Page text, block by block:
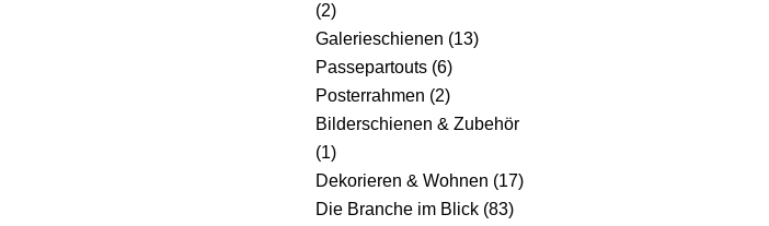
(2)
Galerieschienen (13)
Passepartouts (6)
Posterrahmen (2)
Bilderschienen & Zubehör
(1)
Dekorieren & Wohnen (17)
Die Branche im Blick (83)